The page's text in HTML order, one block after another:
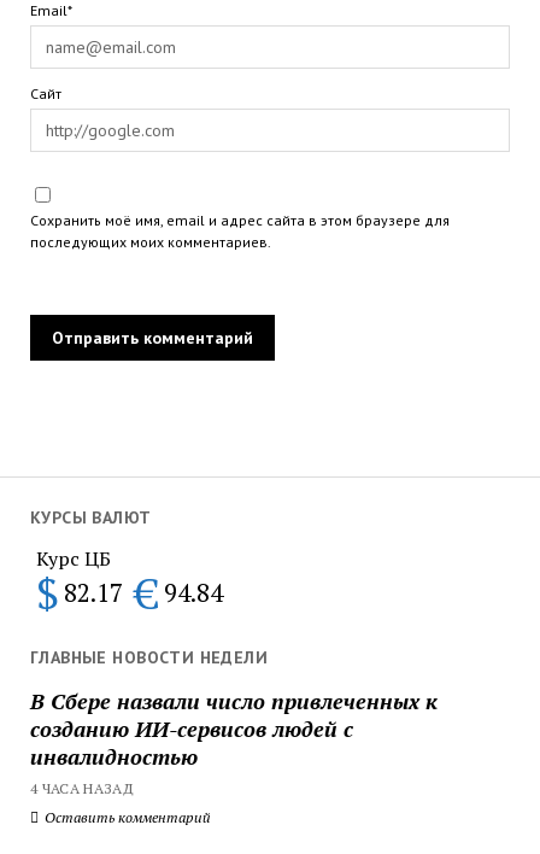
КУРСЫ ВАЛЮТ
Курс ЦБ
$ 82.17 € 94.84
ГЛАВНЫЕ НОВОСТИ НЕДЕЛИ
В Сбере назвали число привлеченных к
созданию ИИ-сервисов людей с
инвалидностью
4 ЧАСА НАЗАД
Оставить комментарий
Email*
Сайт
Сохранить моё имя, email и адрес сайта в этом браузере для
последующих моих комментариев.